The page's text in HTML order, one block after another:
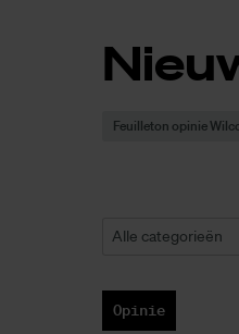
Feuilleton opinie
Alle categorieën
Opinie